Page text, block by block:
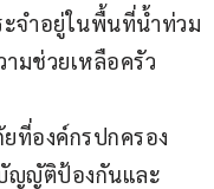
จำอยู่ในพื้นที่น้ำท่วม
มช่วยเหลือครัว
ที่องค์กรปกครอง
ญญัติป้องกันและ